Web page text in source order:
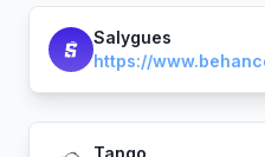
Salygues
https://
Tango